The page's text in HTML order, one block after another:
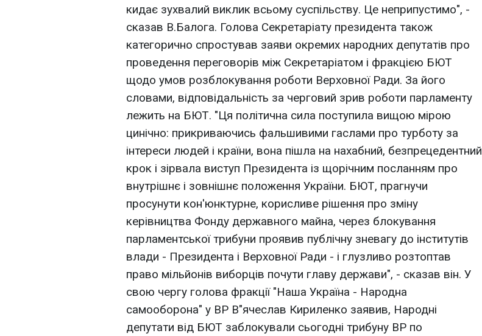
кидає зухвалий виклик всьому суспільству. Це неприпустимо", -
сказав В.Балога. Голова Секретаріату президента також
категорично спростував заяви окремих народних депутатів про
проведення переговорів між Секретаріатом і фракцією БЮТ
щодо умов розблокування роботи Верховної Ради. За його
словами, відповідальність за черговий зрив роботи парламенту
лежить на БЮТ. "Ця політична сила поступила вищою мірою
цинічно: прикриваючись фальшивими гаслами про турботу за
інтереси людей і країни, вона пішла на нахабний, безпрецедентний
крок і зірвала виступ Президента із щорічним посланням про
внутрішнє і зовнішнє положення України. БЮТ, прагнучи
просунути кон'юнктурне, корисливе рішення про зміну
керівництва Фонду державного майна, через блокування
парламентської трибуни проявив публічну зневагу до інститутів
влади - Президента і Верховної Ради - і глузливо розтоптав
право мільйонів виборців почути главу держави", - сказав він. У
свою чергу голова фракції "Наша Україна - Народна
самооборона" у ВР В"ячеслав Кириленко заявив, Народні
депутати від БЮТ заблокували сьогодні трибуну ВР по